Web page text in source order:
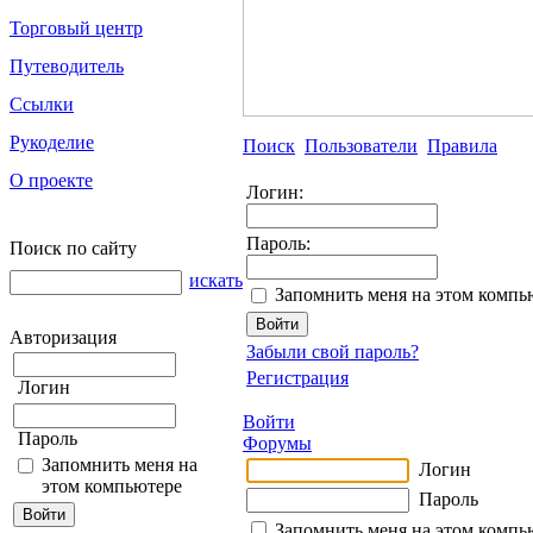
Торговый центр
Путеводитель
Ссылки
Рукоделие
О проекте
Поиск по сайту
искать
Авторизация
Логин
Пароль
Запомнить меня на
этом компьютере
Поиск Пользователи Правила
Логин:
Пароль:
Запомнить меня на этом
Забыли свой пароль?
Регистрация
Войти
Форумы
Логин
Пароль